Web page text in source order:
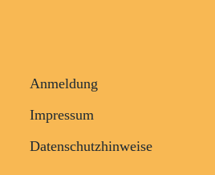
Anmeldung
Impressum
Datenschutzhinweise